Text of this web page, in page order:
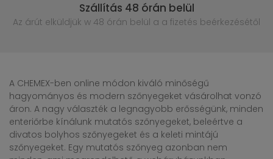
Szállítás 48 órán belül
Az árút elküldjük w 48 órán belül a a fizetés beérkezésétől
A CHEMEX-ben online módon kiváló minőségű
hagyományos és modern szőnyegeket vásárolhat vonzó
áron. A nagy választék a legnagyobb erősségünk, minden
enteriőrbe kínálunk mutatós szőnyegeket, beleértve a
divatos bolyhos szőnyegeket és a keleti mintájú
szőnyegeket. Egy mutatós szőnyeg azonban nem